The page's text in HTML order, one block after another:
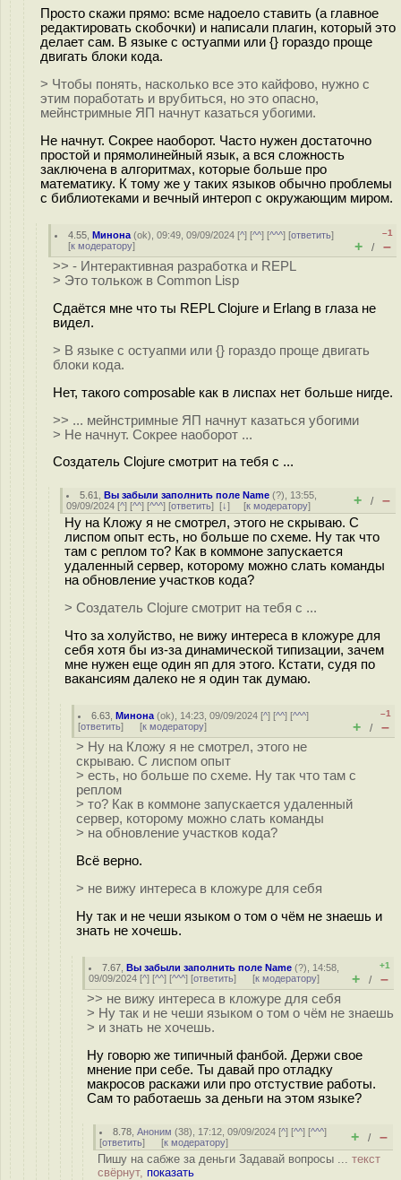
Просто скажи прямо: всме надоело ставить (а главное
редактировать скобочки) и написали плагин, который это
делает сам. В языке с остуапми или {} гораздо проще
двигать блоки кода.
> Чтобы понять, насколько все это кайфово, нужно с
этим поработать и врубиться, но это опасно,
мейнстримные ЯП начнут казаться убогими.
Не начнут. Сокрее наоборот. Часто нужен достаточно
простой и прямолинейный язык, а вся сложность
заключена в алгоритмах, которые больше про
математику. К тому же у таких языков обычно проблемы
с библиотеками и вечный интероп с окружающим миром.
4.55 ,Минона (ok), 09:49, 09/09/2024 [^] [^^] [^^^] [ответить]
[к модератору]
–1
+ / –
>> - Интерактивная разработка и REPL
> Это толькож в Common Lisp
Сдаётся мне что ты REPL Clojure и Erlang в глаза не
видел.
> В языке с остуапми или {} гораздо проще двигать
блоки кода.
Нет, такого composable как в лиспах нет больше нигде.
>> ... мейнстримные ЯП начнут казаться убогими
> Не начнут. Сокрее наоборот ...
Создатель Clojure смотрит на тебя с ...
5.61 ,Вы забыли заполнить поле Name (?), 13:55,
09/09/2024 [^] [^^] [^^^] [ответить] [↓] [к модератору] + / –
Ну на Кложу я не смотрел, этого не скрываю. С
лиспом опыт есть, но больше по схеме. Ну так что
там с реплом то? Как в коммоне запускается
удаленный сервер, которому можно слать команды
на обновление участков кода?
> Создатель Clojure смотрит на тебя с ...
Что за холуйство, не вижу интереса в кложуре для
себя хотя бы из-за динамической типизации, зачем
мне нужен еще один яп для этого. Кстати, судя по
вакансиям далеко не я один так думаю.
6.63 ,Минона (ok), 14:23, 09/09/2024 [^] [^^] [^^^]
[ответить] [к модератору]
–1
+ / –
> Ну на Кложу я не смотрел, этого не
скрываю. С лиспом опыт
> есть, но больше по схеме. Ну так что там с
реплом
> то? Как в коммоне запускается удаленный
сервер, которому можно слать команды
> на обновление участков кода?
Всё верно.
> не вижу интереса в кложуре для себя
Ну так и не чеши языком о том о чём не знаешь и
знать не хочешь.
7.67 ,Вы забыли заполнить поле Name (?), 14:58,
09/09/2024 [^] [^^] [^^^] [ответить] [к модератору]
+1
+ / –
>> не вижу интереса в кложуре для себя
> Ну так и не чеши языком о том о чём не знаешь
> и знать не хочешь.
Ну говорю же типичный фанбой. Держи свое
мнение при себе. Ты давай про отладку
макросов раскажи или про отстуствие работы.
Сам то работаешь за деньги на этом языке?
8.78 ,Аноним (38), 17:12, 09/09/2024 [^] [^^] [^^^]
[ответить] [к модератору] + / –
Пишу на сабже за деньги Задавай вопросы ... текст
свёрнут, показать